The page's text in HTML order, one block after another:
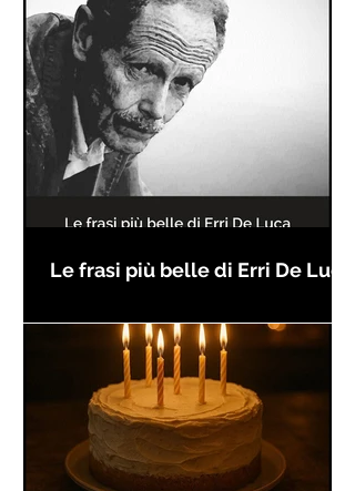
Le frasi più belle di Erri De Luca